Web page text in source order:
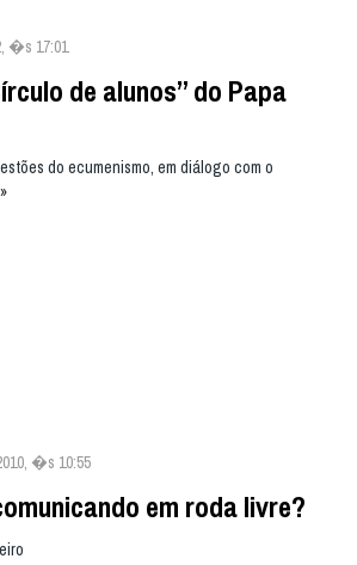
�s 17:01
de alunos” do Papa
do ecumenismo, em diálogo com o
�s 10:55
em roda livre?